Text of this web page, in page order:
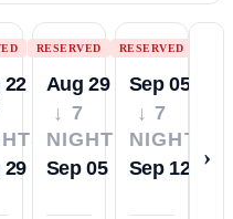
22
29
RESERVED
Aug 29
↓ 7
NIGHTS
Sep 05
RESERVED
Sep 05
↓ 7
NIGHTS
Sep 12
›